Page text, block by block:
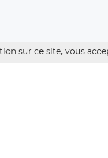
sur ce site, vous